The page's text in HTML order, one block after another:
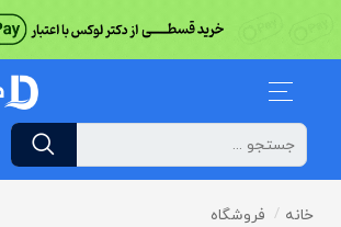
خانه
فروشگاه